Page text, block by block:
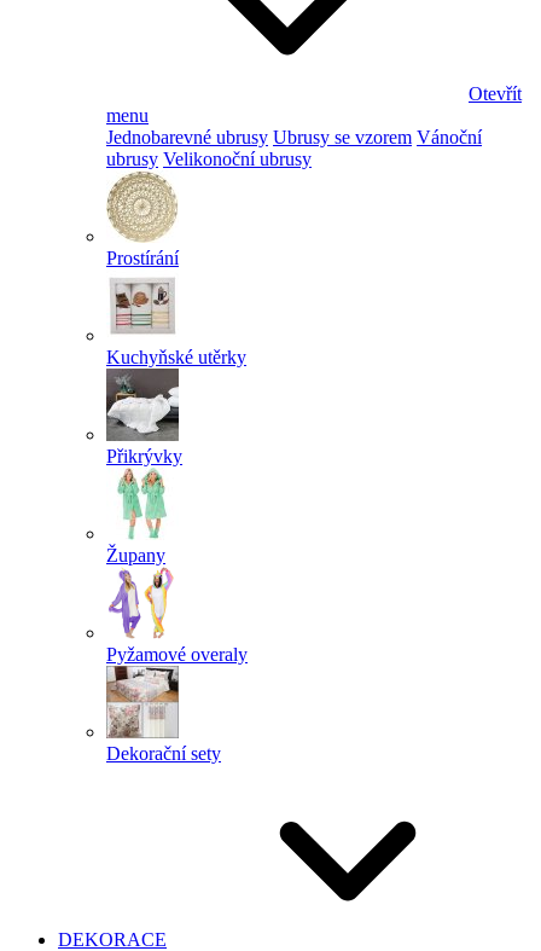
Otevřít
menu
Jednobarevné ubrusy Ubrusy se vzorem Vánoční
ubrusy Velikonoční ubrusy
Prostírání
Kuchyňské utěrky
Přikrývky
Župany
Pyžamové overaly
Dekorační sety
DEKORACE